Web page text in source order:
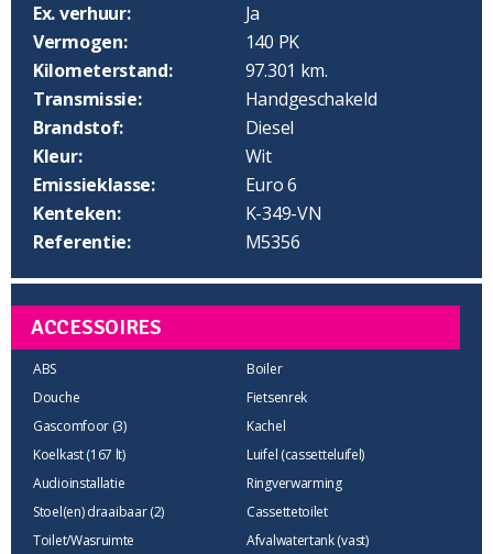
Ex. verhuur:
Ja
Vermogen:
140 PK
Kilometerstand:
97.301 km.
Transmissie:
Handgeschakeld
Brandstof:
Diesel
Kleur:
Wit
Emissieklasse:
Euro 6
Kenteken:
K-349-VN
Referentie:
M5356
ACCESSOIRES
ABS
Boiler
Douche
Fietsenrek
Gascomfoor (3)
Kachel
Koelkast (167 lt)
Luifel (cassetteluifel)
Audioinstallatie
Ringverwarming
Stoel(en) draaibaar (2)
Cassettetoilet
Toilet/Wasruimte
Afvalwatertank (vast)